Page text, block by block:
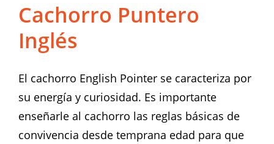
Cachorro Puntero
Inglés
El cachorro English Pointer se caracteriza por
su energía y curiosidad. Es importante
enseñarle al cachorro las reglas básicas de
convivencia desde temprana edad para que